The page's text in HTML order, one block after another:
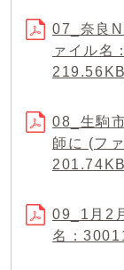
07_奈良
ァイル名
08_生駒
師に (フ
09_1月2
名：